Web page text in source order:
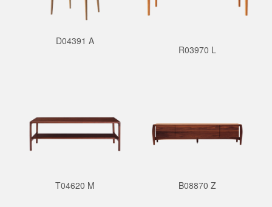
D04391 A
R03970 L
T04620 M B08870 Z